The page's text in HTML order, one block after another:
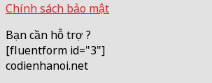
Chính sách bảo mật
Bạn cần hỗ trợ ?
[fluentform id="3"]
codienhanoi.net